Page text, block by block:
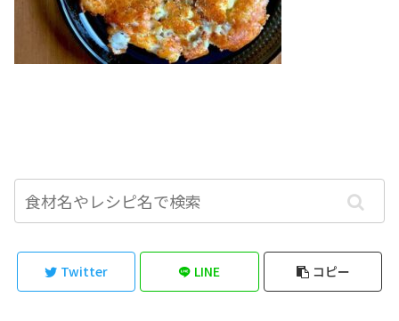
Twitter LINE コピー